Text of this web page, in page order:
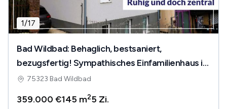
1/17
Bad Wildbad: Behaglich, bestsaniert,
bezugsfertig! Sympathisches Einfamilienhaus in
bester Lage.
75323 Bad Wildbad
359.000 €145 m25 Zi.